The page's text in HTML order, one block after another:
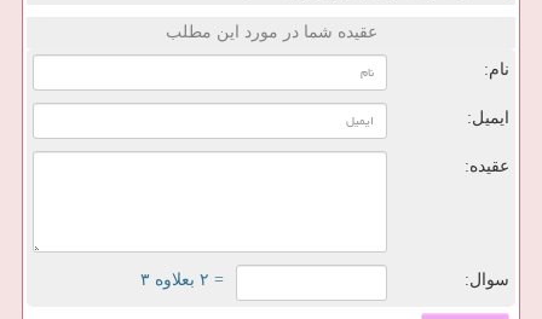
عقیده شما در مورد این مطلب
نام:
ایمیل:
عقیده:
سوال: = ۲ بعلاوه ۳